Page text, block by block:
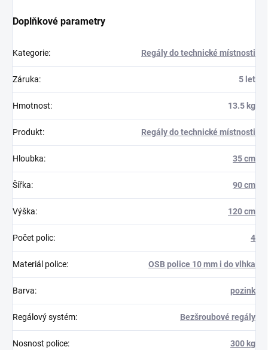
Doplňkové parametry
Kategorie: Regály do technické místnosti
Záruka: 5 let
Hmotnost: 13.5 kg
Produkt: Regály do technické místnosti
Hloubka: 35 cm
Šířka: 90 cm
Výška: 120 cm
Počet polic: 4
Materiál police: OSB police 10 mm i do vlhka
Barva: pozink
Regálový systém: Bezšroubové regály
Nosnost police: 300 kg